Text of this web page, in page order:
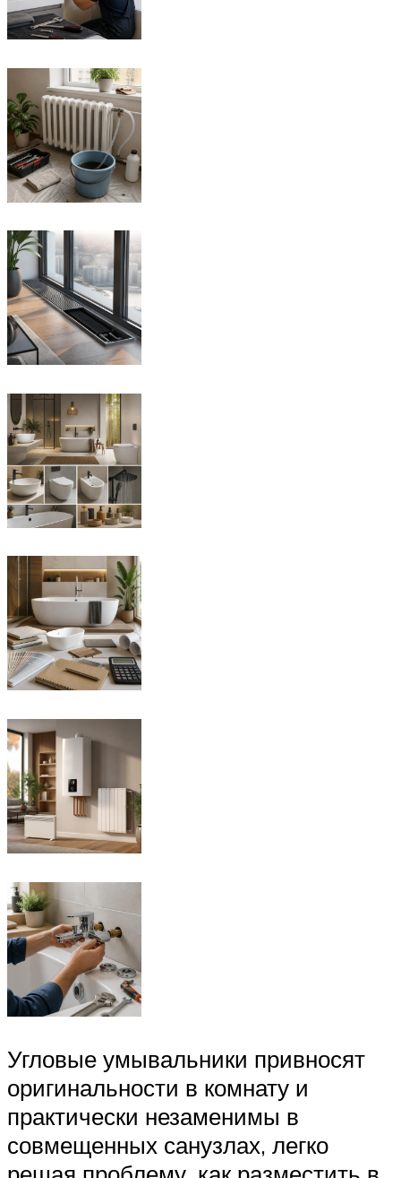
Угловые умывальники привносят
оригинальности в комнату и
практически незаменимы в
совмещенных санузлах, легко